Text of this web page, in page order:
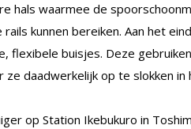
hals waarmee de
kunnen bereiken. Aan het
flexibele buisjes. Deze
daadwerkelijk op te slokken in
op Station Ikebukuro in